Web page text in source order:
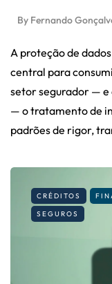
By Fernando
A proteção de
central para
setor segurador — e
— o tratamento de
padrões de rigor,
CRÉDITOS
SEGUROS